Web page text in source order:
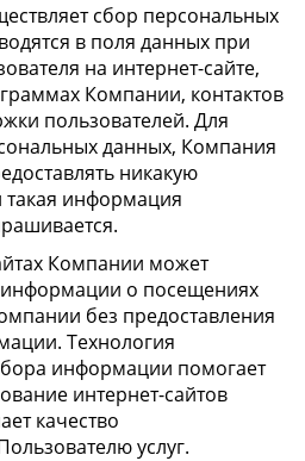
сбор персональных
в поля данных при
на интернет-сайте,
Компании, контактов
пользователей. Для
данных, Компания
никакую
информация
Компании может
о посещениях
без предоставления
Технология
информации помогает
интернет-сайтов
качество
услуг.